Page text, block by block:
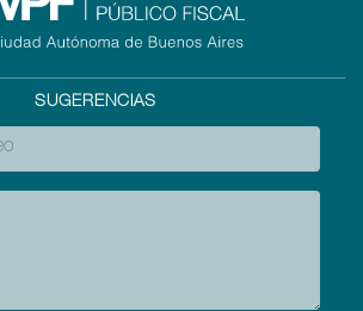
Animal: rescataron a dos Pitbulls e